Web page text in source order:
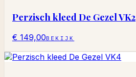
Perzisch kleed De Gezel VK2
€ 149,00BEKIJK